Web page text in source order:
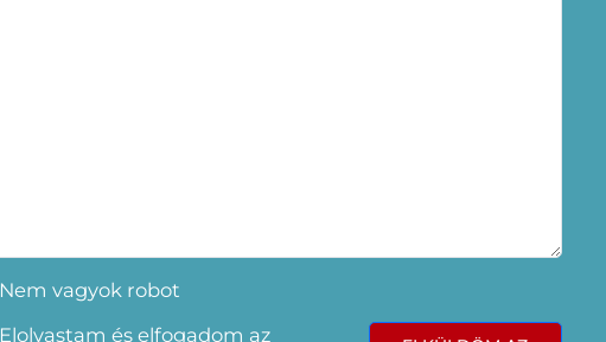
Nem vagyok robot
Elolvastam és elfogadom az